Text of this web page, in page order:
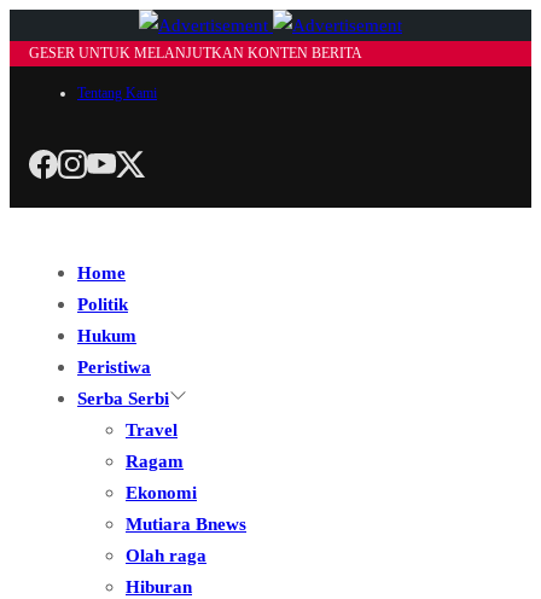
GESER UNTUK MELANJUTKAN KONTEN BERITA
Tentang Kami
Home
Politik
Hukum
Peristiwa
Serba Serbi
Travel
Ragam
Ekonomi
Mutiara Bnews
Olah raga
Hiburan